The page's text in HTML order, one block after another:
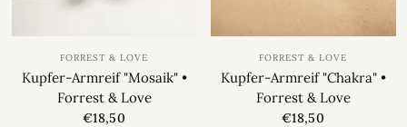
FORREST & LOVE
Kupfer-Armreif "Mosaik" •
Forrest & Love
€18,50
FORREST & LOVE
Kupfer-Armreif "Chakra" •
Forrest & Love
€18,50